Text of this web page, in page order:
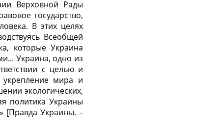
Верховной Рады
государство,
В этих целях
Всеобщей
которые Украина
Украина, одно из
с целью и
мира и
экологи­ческих,
политика Украины
[Правда Украины. –